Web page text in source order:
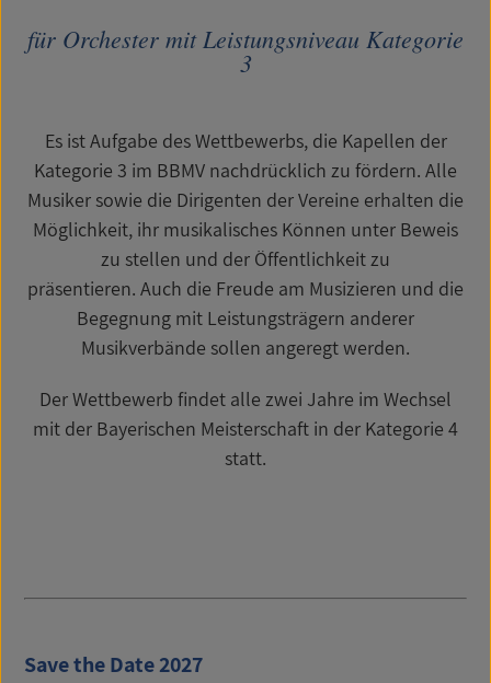
für Orchester mit Leistungsniveau Kategorie
3
Es ist Aufgabe des Wettbewerbs, die Kapellen der
Kategorie 3 im BBMV nachdrücklich zu fördern. Alle
Musiker sowie die Dirigenten der Vereine erhalten die
Möglichkeit, ihr musikalisches Können unter Beweis
zu stellen und der Öffentlichkeit zu
präsentieren. Auch die Freude am Musizieren und die
Begegnung mit Leistungsträgern anderer
Musikverbände sollen angeregt werden.
Der Wettbewerb findet alle zwei Jahre im Wechsel
mit der Bayerischen Meisterschaft in der Kategorie 4
statt.
Save the Date 2027